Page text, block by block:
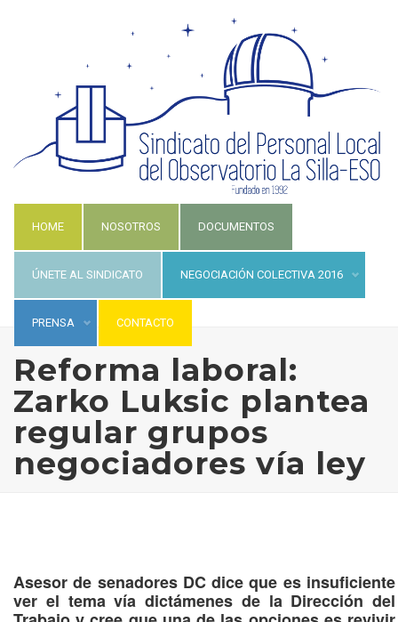
HOME NOSOTROS DOCUMENTOS
ÚNETE AL SINDICATO NEGOCIACIÓN COLECTIVA 2016
PRENSA CONTACTO
Reforma laboral:
Zarko Luksic plantea
regular grupos
negociadores vía ley
Asesor de senadores DC dice que es insuficiente
ver el tema vía dictámenes de la Dirección del